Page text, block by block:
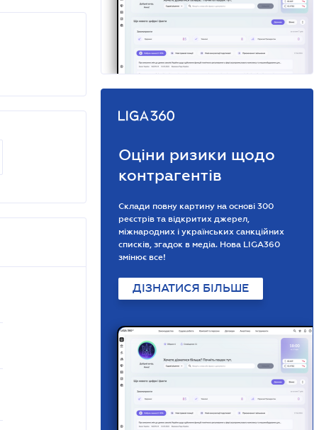
Оціни ризики щодо
контрагентів
Склади повну картину на основі 300
реєстрів та відкритих джерел,
міжнародних і українських санкційних
списків, згадок в медіа. Нова LIGA360
змінює все!
ДІЗНАТИСЯ БІЛЬШЕ